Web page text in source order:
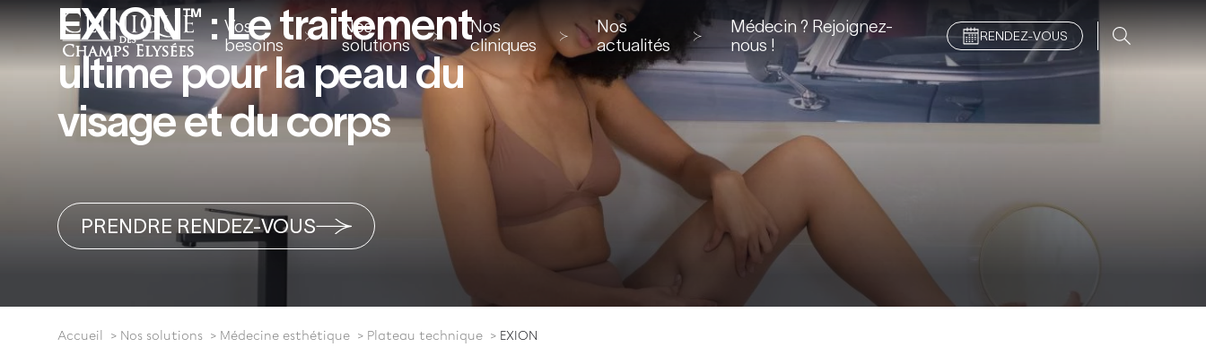
Vos
besoins
Nos
solutions
Nos
cliniques
Nos
actualités
Médecin ? Rejoignez-
nous !
RENDEZ-VOUS
EXION™ : Le traitement
ultime pour la peau du
visage et du corps
PRENDRE RENDEZ-VOUS
Accueil Nos solutions Médecine esthétique Plateau technique EXION